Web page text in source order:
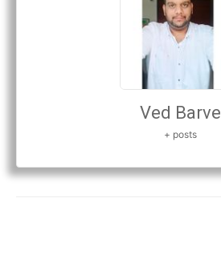
Ved Barve
+ posts